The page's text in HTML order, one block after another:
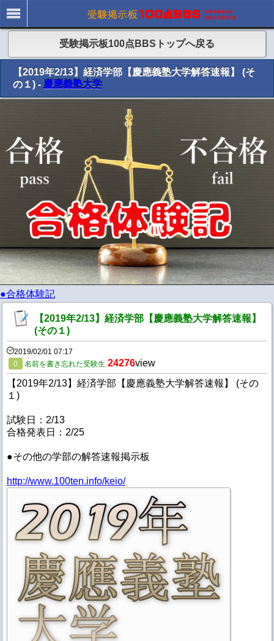
受験掲示板100点BBSトップへ戻る
【2019年2/13】経済学部【慶應義塾大学解答速報】 (そ
の１) - 慶應義塾大学
●合格体験記
【2019年2/13】経済学部【慶應義塾大学解答速報】
(その１)
2019/02/01 07:17
0
名前を書き忘れた受験生 24276view
【2019年2/13】経済学部【慶應義塾大学解答速報】 (その
１)
試験日：2/13
合格発表日：2/25
●その他の学部の解答速報掲示板
http://www.100ten.info/keio/